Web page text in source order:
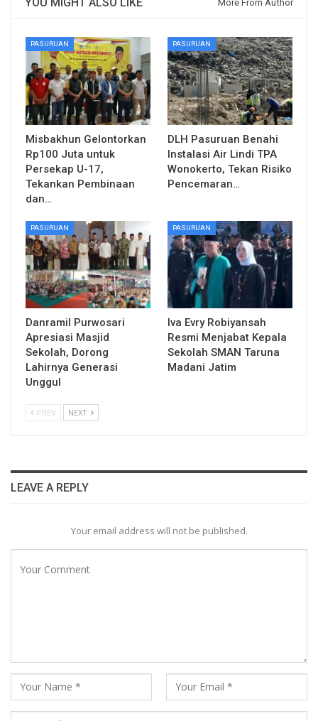
YOU MIGHT ALSO LIKE More From Author
PASURUAN
Misbakhun Gelontorkan
Rp100 Juta untuk
Persekap U-17,
Tekankan Pembinaan
dan…
PASURUAN
DLH Pasuruan Benahi
Instalasi Air Lindi TPA
Wonokerto, Tekan Risiko
Pencemaran…
PASURUAN
Danramil Purwosari
Apresiasi Masjid
Sekolah, Dorong
Lahirnya Generasi
Unggul
PASURUAN
Iva Evry Robiyansah
Resmi Menjabat Kepala
Sekolah SMAN Taruna
Madani Jatim
PREV NEXT
LEAVE A REPLY
Your email address will not be published.